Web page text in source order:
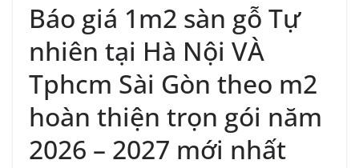
Báo giá 1m2 sàn gỗ Tự
nhiên tại Hà Nội VÀ
Tphcm Sài Gòn theo m2
hoàn thiện trọn gói năm
2026 – 2027 mới nhất